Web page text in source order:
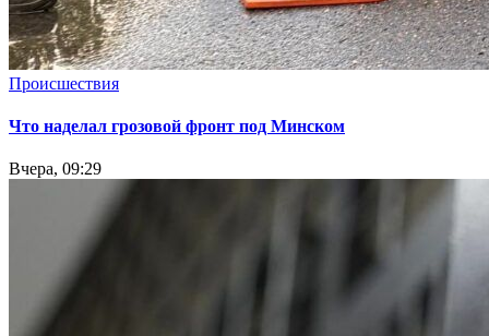
Происшествия
Что наделал грозовой фронт под Минском
Вчера, 09:29